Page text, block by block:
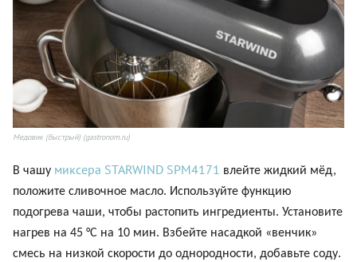
Медовик (быстрый) (gastronom.ru)
В чашу миксера STARWIND SPM4171 влейте жидкий мёд,
положите сливочное масло. Используйте функцию
подогрева чаши, чтобы растопить ингредиенты. Установите
нагрев на 45 °С на 10 мин. Взбейте насадкой «венчик»
смесь на низкой скорости до однородности, добавьте соду.